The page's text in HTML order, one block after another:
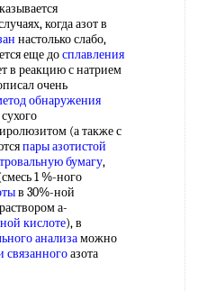
когда азот в
настолько слабо,
еще досплавления
в реакцию с натрием
очень
обнаружения
(а также с
пары азотистой
бумагу,
1 %-ного
в 30%-ной
а-
кислоте), в
анализаможно
связанногоазота